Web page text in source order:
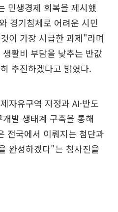
민생경제 회복을 제시했
경기침체로 어려운 시민
이 가장 시급한 과제"라며
생활비 부담을 낮추는 반값
추진하겠다고 밝혔다.
자유구역 지정과 AI·반도
발 생태계 구축을 통해
전국에서 이뤄지는 첨단과
완성하겠다"는 청사진을